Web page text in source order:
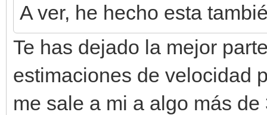
A ver, he hecho esta
Te has dejado la mejor
estimaciones de velocidad
me sale a mi a algo más